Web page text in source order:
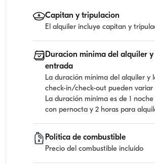
Capitan y tripulacion
El alquiler incluye capitan y
Duracion minima del alquiler y
entrada
La duración mínima del alquiler y
check-in/check-out pueden variar
La duración mínima es de 1
con pernocta y 2 horas para
Politica de combustible
Precio del combustible incluido